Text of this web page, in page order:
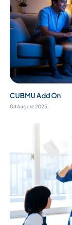
CUBMU Add On
04 August 2025